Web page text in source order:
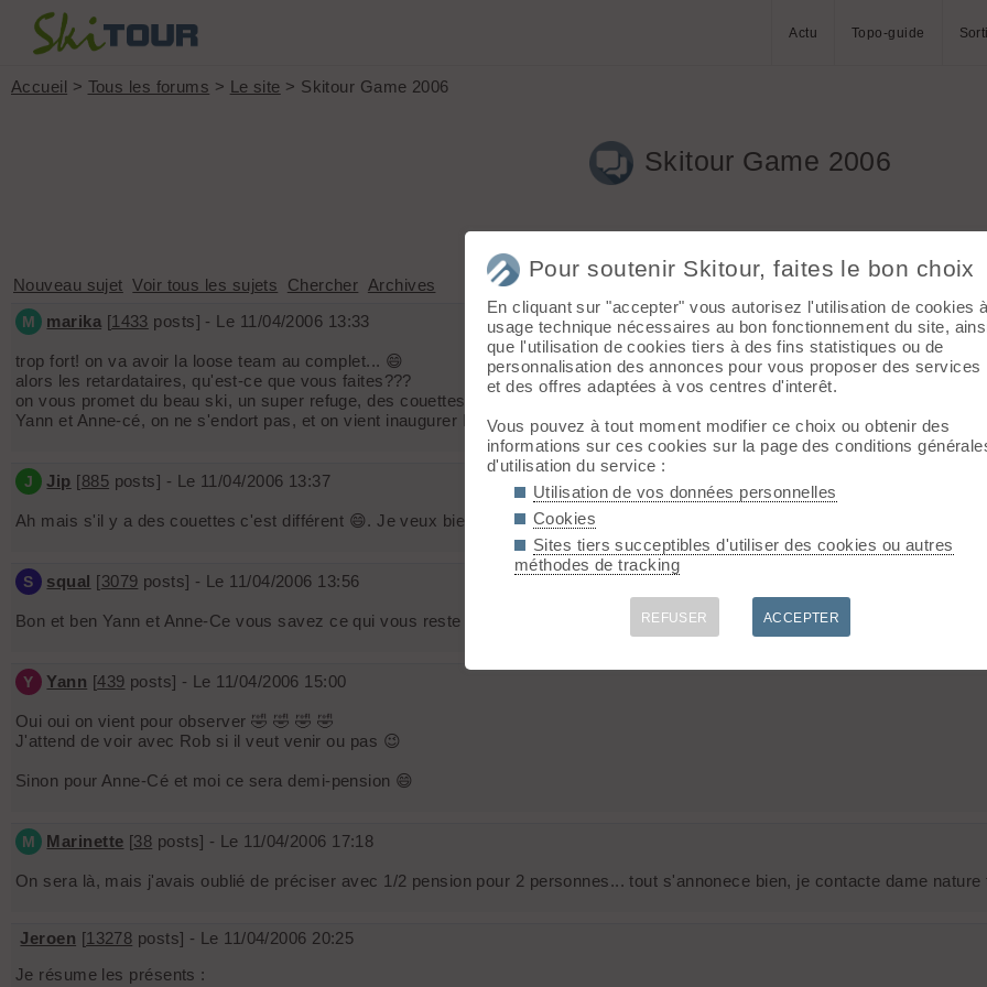
Actu Topo-guide
Accueil > Tous les forums > Le site > Skitour Game 2006
Skitour Game 2006
Nouveau sujet Voir tous les sujets Chercher Archives
M marika [1433 posts] - Le 11/04/2006 13:33
trop fort! on va avoir la loose team au complet... 😄
alors les retardataires, qu'est-ce que vous faites???
on vous promet du beau ski, un super refuge, des couettes, des gens sympas, un truc convivial quoi 😉
Yann et Anne-cé, on ne s'endort pas, et on vient inaugurer la belle polaire toute neuve au skitour game!!!! 😜
J Jip [885 posts] - Le 11/04/2006 13:37
Ah mais s'il y a des couettes c'est différent 😄. Je veux bien venirragoterskier avec vous 🤣
S squal [3079 posts] - Le 11/04/2006 13:56
Bon et ben Yann et Anne-Ce vous savez ce qui vous reste à faire !!! 😉
Y Yann [439 posts] - Le 11/04/2006 15:00
Oui oui on vient pour observer 🤣 🤣 🤣 🤣
J'attend de voir avec Rob si il veut venir ou pas 😉
Sinon pour Anne-Cé et moi ce sera demi-pension 😄
M Marinette [38 posts] - Le 11/04/2006 17:18
On sera là, mais j'avais oublié de préciser avec 1/2 pension pour 2 personnes... tout s'annonece bien, je contacte dame
Jeroen [13278 posts] - Le 11/04/2006 20:25
Je résume les présents :
Pour soutenir Skitour, faites le bon choix
En cliquant sur "accepter" vous autorisez l'utilisation de cookies à
usage technique nécessaires au bon fonctionnement du site,
que l'utilisation de cookies tiers à des fins statistiques ou de
personnalisation des annonces pour vous proposer des services
et des offres adaptées à vos centres d'interêt.
Vous pouvez à tout moment modifier ce choix ou obtenir des
informations sur ces cookies sur la page des conditions
d'utilisation du service :
Utilisation de vos données personnelles
Cookies
Sites tiers succeptibles d'utiliser des cookies ou autres
méthodes de tracking
REFUSER ACCEPTER